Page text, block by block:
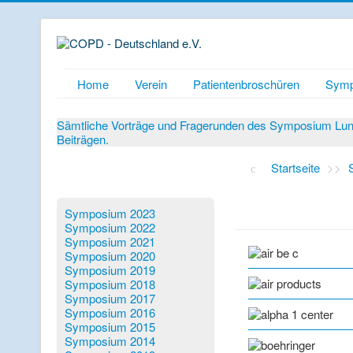
Home Verein Patientenbroschüren
Sämtliche Vorträge und Fragerunden des Symposium
Beiträgen.
Symposium 2023
Symposium 2022
Symposium 2021
Symposium 2020
Symposium 2019
Symposium 2018
Symposium 2017
Symposium 2016
Symposium 2015
Symposium 2014
Startseite >>